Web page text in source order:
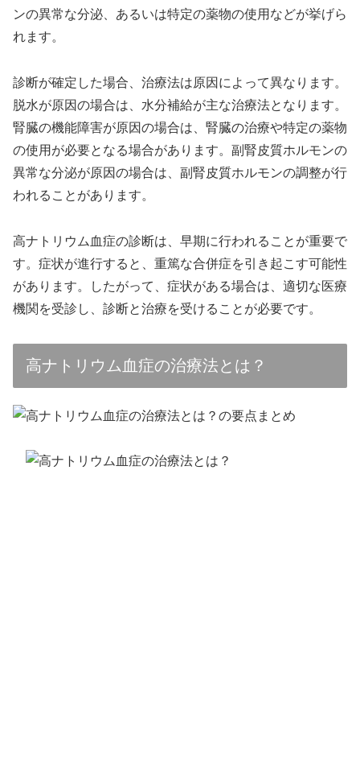
ンの異常な分泌、あるいは特定の薬物の使用などが挙げら
れます。
診断が確定した場合、治療法は原因によって異なります。
脱水が原因の場合は、水分補給が主な治療法となります。
腎臓の機能障害が原因の場合は、腎臓の治療や特定の薬物
の使用が必要となる場合があります。副腎皮質ホルモンの
異常な分泌が原因の場合は、副腎皮質ホルモンの調整が行
われることがあります。
高ナトリウム血症の診断は、早期に行われることが重要で
す。症状が進行すると、重篤な合併症を引き起こす可能性
があります。したがって、症状がある場合は、適切な医療
機関を受診し、診断と治療を受けることが必要です。
高ナトリウム血症の治療法とは？